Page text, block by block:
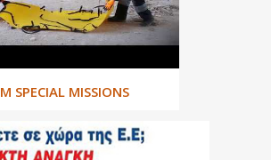
SPECIAL MISSIONS